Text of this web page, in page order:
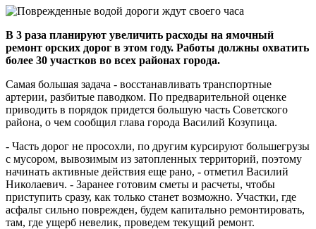
В 3 раза планируют увеличить расходы на ямочный
ремонт орских дорог в этом году. Работы должны охватить
более 30 участков во всех районах города.
Самая большая задача - восстанавливать транспортные
артерии, разбитые паводком. По предварительной оценке
приводить в порядок придется большую часть Советского
района, о чем сообщил глава города Василий Козупица.
- Часть дорог не просохли, по другим курсируют большегрузы
с мусором, вывозимым из затопленных территорий, поэтому
начинать активные действия еще рано, - отметил Василий
Николаевич. - Заранее готовим сметы и расчеты, чтобы
приступить сразу, как только станет возможно. Участки, где
асфальт сильно поврежден, будем капитально ремонтировать,
там, где ущерб невелик, проведем текущий ремонт.